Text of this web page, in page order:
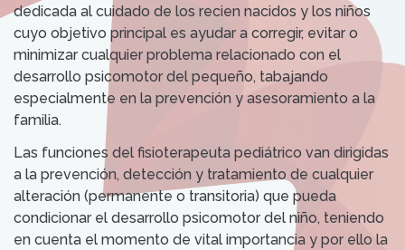
dedicada al cuidado de los recien nacidos y los niños
cuyo objetivo principal es ayudar a corregir, evitar o
minimizar cualquier problema relacionado con el
desarrollo psicomotor del pequeño, tabajando
especialmente en la prevención y asesoramiento a la
familia.
Las funciones del fisioterapeuta pediátrico van dirigidas
a la prevención, detección y tratamiento de cualquier
alteración (permanente o transitoria) que pueda
condicionar el desarrollo psicomotor del niño, teniendo
en cuenta el momento de vital importancia y por ello la